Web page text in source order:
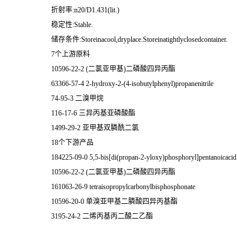
折射率:n20/D1.431(lit.)
稳定性:Stable.
储存条件:Storeinacool,dryplace.Storeinatightlyclosedcontainer.
7个上游原料
10596-22-2 (二氯亚甲基)二磷酸四异丙酯
63366-57-4 2-hydroxy-2-(4-isobutylphenyl)propanenitrile
74-95-3 二溴甲烷
116-17-6 三异丙基亚磷酸酯
1499-29-2 亚甲基双膦酰二氯
18个下游产品
184225-09-0 5,5-bis[di(propan-2-yloxy)phosphoryl]pentanoicacid
10596-22-2 (二氯亚甲基)二磷酸四异丙酯
161063-26-9 tetraisopropylcarbonylbisphosphonate
10596-20-0 单溴亚甲基二膦酸四异丙基酯
3195-24-2 二烯丙基丙二酸二乙酯